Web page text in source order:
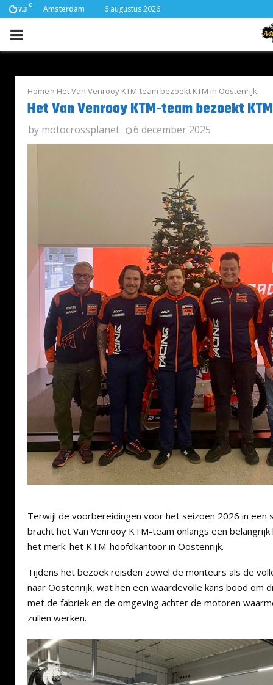
17.3 C Amsterdam 6 augustus 2026
PRIMARY
Home » Het Van Venrooy KTM-team bezoekt KTM in Oostenrijk
Het Van Venrooy KTM-team bezoekt
by motocrossplanet 6 december 2025
Terwijl de voorbereidingen voor het seizoen 2026 in een
bracht het Van Venrooy KTM-team onlangs een
het merk: het KTM-hoofdkantoor in Oostenrijk.
Tijdens het bezoek reisden zowel de monteurs als de
naar Oostenrijk, wat hen een waardevolle kans bood om
met de fabriek en de omgeving achter de motoren
zullen werken.